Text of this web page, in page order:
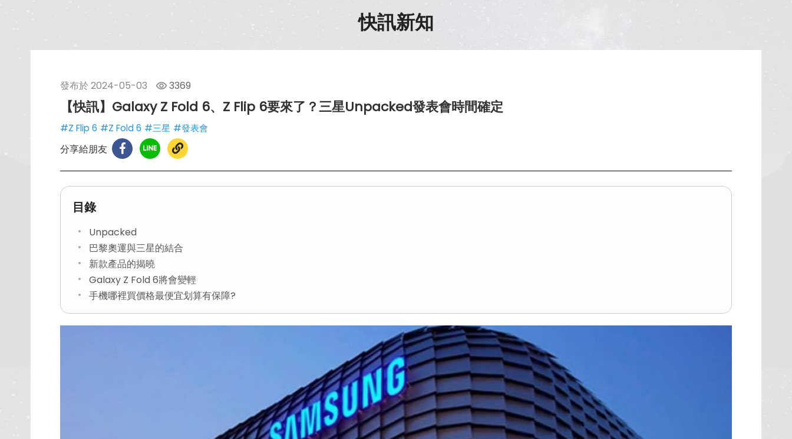
快訊新知
發布於 2024-05-03 3369
【快訊】Galaxy Z Fold 6、Z Flip 6要來了？三星Unpacked發表會時間確定
#Z Flip 6 #Z Fold 6 #三星 #發表會
分享給朋友
目錄
Unpacked
巴黎奧運與三星的結合
新款產品的揭曉
Galaxy Z Fold 6將會變輕
手機哪裡買價格最便宜划算有保障?